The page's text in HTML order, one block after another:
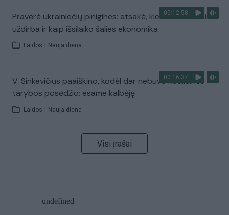
00:12:58
Pravėrė ukrainiečių pinigines: atsakė, kiek vidutiniškai
uždirba ir kaip išsilaiko šalies ekonomika
Laidos Nauja diena
00:16:37
V. Sinkevičius paaiškino, kodėl dar nebuvo Koalicinės
tarybos posėdžio: esame kalbėję
Laidos Nauja diena
Visi įrašai